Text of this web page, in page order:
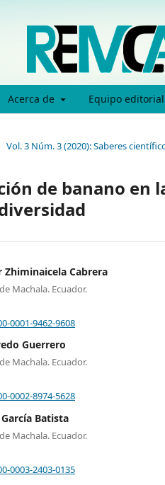
Acerca de Equipo editorial
Vol. 3 Núm. 3 (2020): Saberes
de banano en
Zhiminaicela Cabrera
Machala. Ecuador.
0001-9462-9608
Guerrero
Machala. Ecuador.
0002-8974-5628
Batista
Machala. Ecuador.
0003-2403-0135